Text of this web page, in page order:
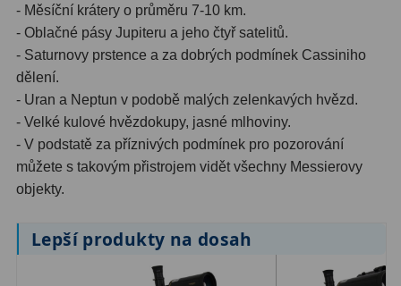
Binokulární dalekohledy285
Astronomické44
Lovecké a turistické
Univerzální38
Kapesní14
Dětské
Námořní 12
- Měsíční krátery o průměru 7-10 km.
- Oblačné pásy Jupiteru a jeho čtyř satelitů.
- Saturnovy prstence a za dobrých podmínek Cassiniho
dělení.
- Uran a Neptun v podobě malých zelenkavých hvězd.
- Velké kulové hvězdokupy, jasné mlhoviny.
- V podstatě za příznivých podmínek pro pozorování
můžete s takovým přistrojem vidět všechny Messierovy
objekty.
Lepší produkty na dosah